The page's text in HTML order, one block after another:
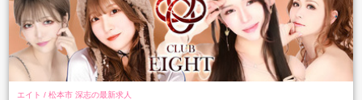
エイト / 松本市 深志の最新求人